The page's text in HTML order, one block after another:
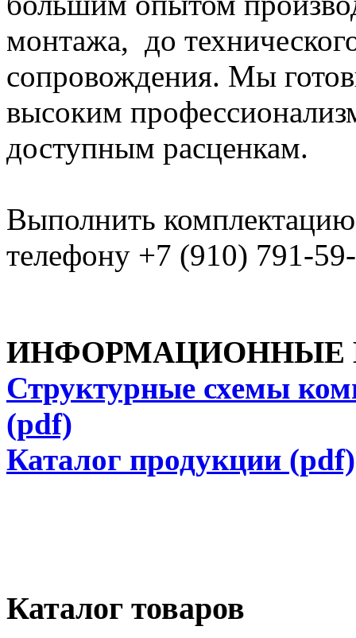
монтажа, до
сопровождения. Мы
высоким
доступным расценкам.
Выполнить
телефону +7 (910) 791-
ИНФОРМАЦИОННЫЕ
Структурные схемы
(pdf)
Каталог продукции (pdf)
Каталог товаров